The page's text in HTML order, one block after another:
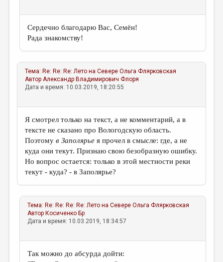
Сердечно благодарю Вас, Семён!
Рада знакомству!
Тема: Re: Re: Re: Лето на Севере Ольга Флярковская
АвторАлександр Владимирович Флоря
Дата и время: 10.03.2019, 18:20:55
Я смотрел только на текст, а не комментарий, а в
тексте не сказано про Вологодскую область.
Поэтомув Заполярье я прочел в смысле: где, а не
куда они текут. Признаю свою безобразную ошибку.
Но вопрос остается: только в этой местности реки
текут - куда? - в Заполярье?
Тема: Re: Re: Re: Re: Лето на Севере Ольга Флярковская
Автор Косиченко Бр
Дата и время: 10.03.2019, 18:34:57
Так можно до абсурда дойти: